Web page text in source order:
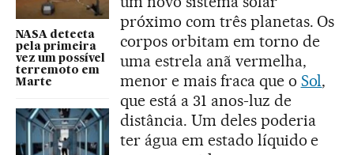
NASA detecta
pela primeira
vez um possível
terremoto em
Marte
próximo com três planetas. Os
corpos orbitam em torno de
uma estrela anã vermelha,
menor e mais fraca que o Sol,
que está a 31 anos-luz de
distância. Um deles poderia
ter água em estado líquido e